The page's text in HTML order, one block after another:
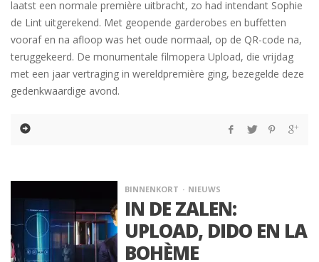
laatst een normale première uitbracht, zo had intendant Sophie
de Lint uitgerekend. Met geopende garderobes en buffetten
vooraf en na afloop was het oude normaal, op de QR-code na,
teruggekeerd. De monumentale filmopera Upload, die vrijdag
met een jaar vertraging in wereldpremière ging, bezegelde deze
gedenkwaardige avond.
BINNENKORT NIEUWS
IN DE ZALEN:
UPLOAD, DIDO EN LA
BOHÈME